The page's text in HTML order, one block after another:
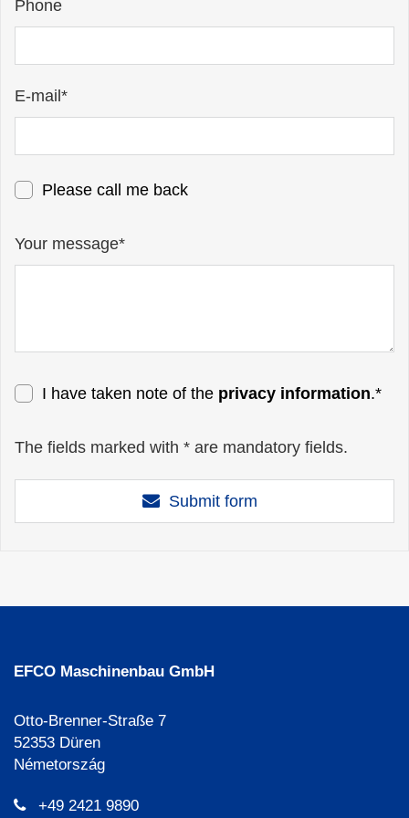
Phone
E-mail*
Please call me back
Your message*
I have taken note of the privacy information.*
The fields marked with * are mandatory fields.
Submit form
EFCO Maschinenbau GmbH
Otto-Brenner-Straße 7
52353 Düren
Németország
+49 2421 9890